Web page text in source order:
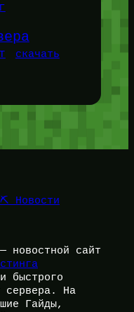
скачать
Новости
— новостной сайт
быстрого
сервера. На
Гайды,